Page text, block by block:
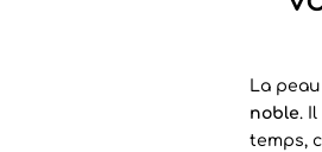
La
noble.
temps,